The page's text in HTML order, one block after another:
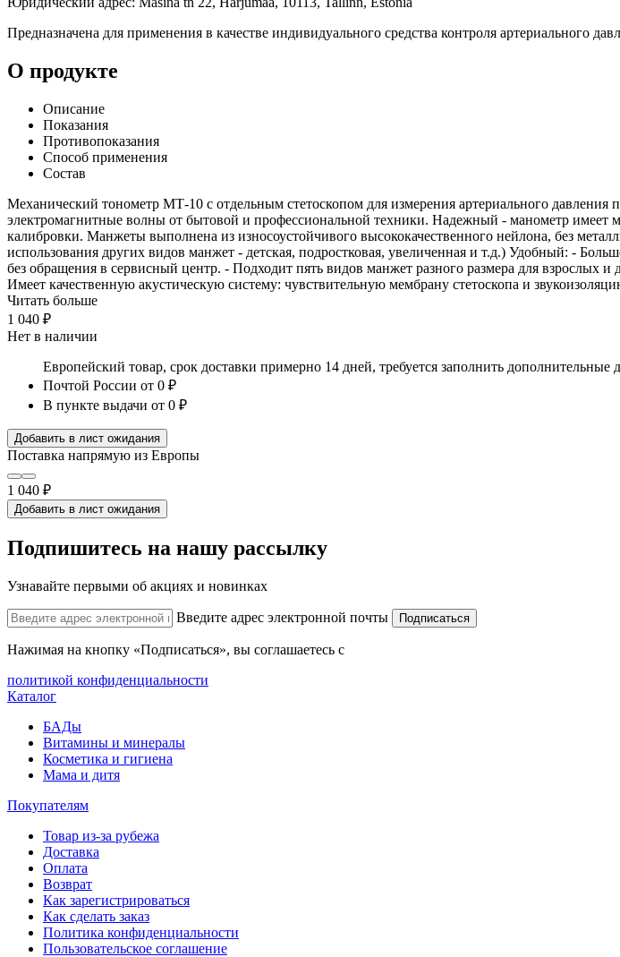
Предназначена для применения в качестве индивидуального средства контроля артериального
О продукте
Описание
Показания
Противопоказания
Способ применения
Состав
Механический тонометр МТ-10 с отдельным стетоскопом для измерения артериального
электромагнитные волны от бытовой и профессиональной техники. Надежный - манометр
калибровки. Манжеты выполнена из износоустойчивого высококачественного нейлона, без
использования других видов манжет - детская, подростковая, увеличенная и т.д.) Удобный: -
без обращения в сервисный центр. - Подходит пять видов манжет разного размера для взрослых
Имеет качественную акустическую систему: чувствительную мембрану стетоскопа и
Читать больше
1 040 ₽
Нет в наличии
Европейский товар, срок доставки примерно 14 дней, требуется заполнить дополнительные
Почтой России от 0 ₽
В пункте выдачи от 0 ₽
Добавить в лист ожидания
Поставка напрямую из Европы
1 040 ₽
Добавить в лист ожидания
Подпишитесь на нашу рассылку
Узнавайте первыми об акциях и новинках
Введите адрес электронной почты Подписаться
Нажимая на кнопку «Подписаться», вы соглашаетесь с
политикой конфиденциальности
Каталог
БАДы
Витамины и минералы
Косметика и гигиена
Мама и дитя
Покупателям
Товар из-за рубежа
Доставка
Оплата
Возврат
Как зарегистрироваться
Как сделать заказ
Политика конфиденциальности
Пользовательское соглашение